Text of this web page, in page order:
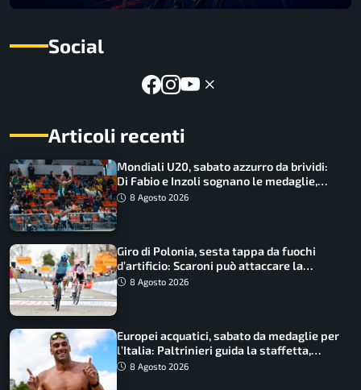
Social
Articoli recenti
Mondiali U20, sabato azzurro da brividi:
Di Fabio e Inzoli sognano le medaglie,
Castellani e Succo in finale
8 Agosto 2026
Giro di Polonia, sesta tappa da fuochi
d’artificio: Scaroni può attaccare la
maglia di Lemmen
8 Agosto 2026
Europei acquatici, sabato da medaglie per
l’Italia: Paltrinieri guida la staffetta,
Barnabà sogna l’oro dalle grandi altezze
8 Agosto 2026